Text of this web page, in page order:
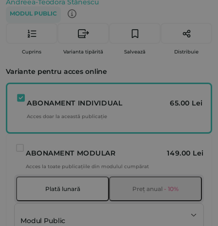
Andreea-Teodora Stănescu
MODUL PUBLIC
Cuprins Varianta tipărită Salvează Distribuie
Variante pentru acces online
ABONAMENT INDIVIDUAL 65.00 Lei
Acces doar la această publicație
ABONAMENT MODULAR 149.00 Lei
Acces la toate publicațiile din modulul cumpărat
Plată lunară Preț anual - 10%
Modul Public